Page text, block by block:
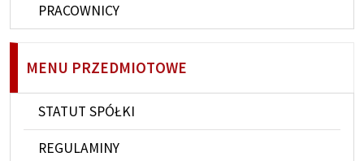
PRACOWNICY
MENU PRZEDMIOTOWE
STATUT SPÓŁKI
REGULAMINY